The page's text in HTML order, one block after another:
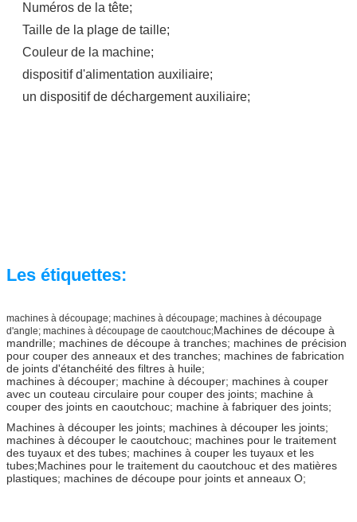
Numéros de la tête;
Taille de la plage de taille;
Couleur de la machine;
dispositif d'alimentation auxiliaire;
un dispositif de déchargement auxiliaire;
Les étiquettes:
machines à découpage; machines à découpage; machines à découpage
d'angle; machines à découpage de caoutchouc;Machines de découpe à
mandrille; machines de découpe à tranches; machines de précision
pour couper des anneaux et des tranches; machines de fabrication
de joints d'étanchéité des filtres à huile;
machines à découper; machine à découper; machines à couper
avec un couteau circulaire pour couper des joints; machine à
couper des joints en caoutchouc; machine à fabriquer des joints;
Machines à découper les joints; machines à découper les joints;
machines à découper le caoutchouc; machines pour le traitement
des tuyaux et des tubes; machines à couper les tuyaux et les
tubes;Machines pour le traitement du caoutchouc et des matières
plastiques; machines de découpe pour joints et anneaux O;